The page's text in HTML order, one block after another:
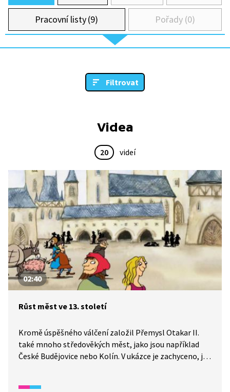
Pracovní listy (9) Pořady (0)
Filtrovat
Videa
20 videí
02:40
Růst měst ve 13. století
Kromě úspěšného válčení založil Přemysl Otakar II.
také mnoho středověkých měst, jako jsou například
České Budějovice nebo Kolín. V ukázce je zachyceno, jak